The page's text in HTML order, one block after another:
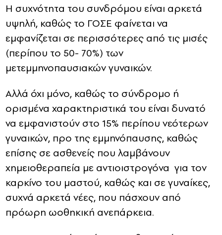
Η συχνότητα του συνδρόμου είναι αρκετά
υψηλή, καθώς το ΓΟΣΕ φαίνεται να
εμφανίζεται σε περισσότερες από τις μισές
(περίπου το 50- 70%) των
μετεμμηνοπαυσιακών γυναικών.
Αλλά όχι μόνο, καθώς το σύνδρομο ή
ορισμένα χαρακτηριστικά του είναι δυνατό
να εμφανιστούν στο 15% περίπου νεότερων
γυναικών, προ της εμμηνόπαυσης, καθώς
επίσης σε ασθενείς που λαμβάνουν
χημειοθεραπεία με αντιοιστρογόνα για τον
καρκίνο του μαστού, καθώς και σε γυναίκες,
συχνά αρκετά νέες, που πάσχουν από
πρόωρη ωοθηκική ανεπάρκεια.